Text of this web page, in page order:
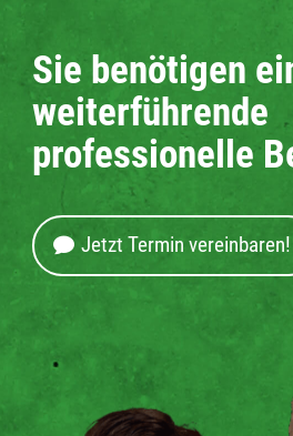
Sie benötigen
weiterführende
professionelle
Jetzt Termin vereinbaren!